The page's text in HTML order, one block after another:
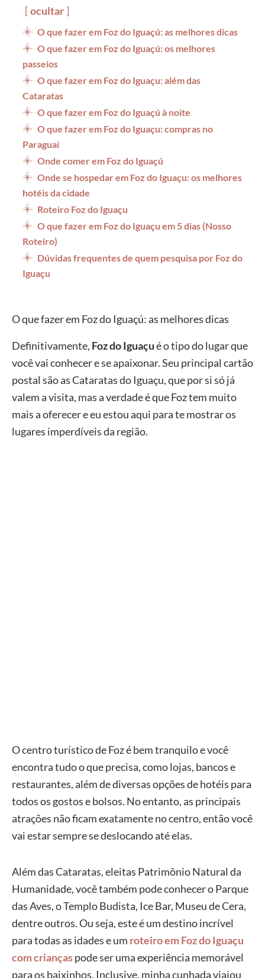
ocultar
O que fazer em Foz do Iguaçú: as melhores dicas
O que fazer em Foz do Iguaçú: os melhores
passeios
O que fazer em Foz do Iguaçu: além das
Cataratas
O que fazer em Foz do Iguaçú à noite
O que fazer em Foz do Iguaçu: compras no
Paraguai
Onde comer em Foz do Iguaçú
Onde se hospedar em Foz do Iguaçu: os melhores
hotéis da cidade
Roteiro Foz do Iguaçu
O que fazer em Foz do Iguaçu em 5 dias (Nosso
Roteiro)
Dúvidas frequentes de quem pesquisa por Foz do
Iguaçu
O que fazer em Foz do Iguaçú: as melhores dicas
Definitivamente, Foz do Iguaçué o tipo do lugar que
você vai conhecer e se apaixonar. Seu principal cartão
postal são as Cataratas do Iguaçu, que por si só já
valem a visita, mas a verdade é que Foz tem muito
mais a oferecer e eu estou aqui para te mostrar os
lugares imperdíveis da região.
O centro turístico de Foz é bem tranquilo e você
encontra tudo o que precisa, como lojas, bancos e
restaurantes, além de diversas opções de hotéis para
todos os gostos e bolsos. No entanto, as principais
atrações não ficam exatamente no centro, então você
vai estar sempre se deslocando até elas.
Além das Cataratas, eleitas Patrimônio Natural da
Humanidade, você também pode conhecer o Parque
das Aves, o Templo Budista, Ice Bar, Museu de Cera,
dentre outros. Ou seja, este é um destino incrível
para todas as idades e um roteiro em Foz do Iguaçu
com criançaspode ser uma experiência memorável
para os baixinhos. Inclusive, minha cunhada viajou